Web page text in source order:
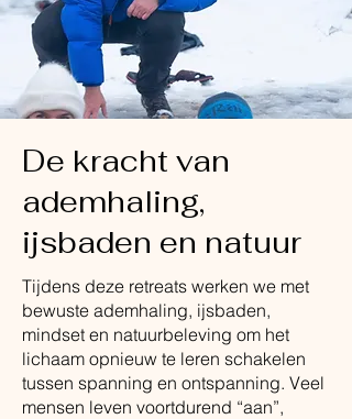
De kracht van
ademhaling,
ijsbaden en natuur
Tijdens deze retreats werken we met
bewuste ademhaling, ijsbaden,
mindset en natuurbeleving om het
lichaam opnieuw te leren schakelen
tussen spanning en ontspanning. Veel
mensen leven voortdurend “aan”,